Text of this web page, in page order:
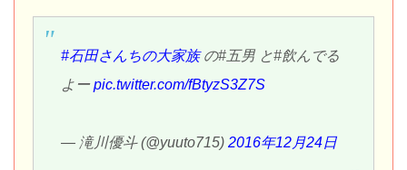
#石田さんちの大家族の#五男 と#飲んでる
よーpic.twitter.com/fBtyzS3Z7S
— 滝川優斗 (@yuuto715) 2016年12月24日